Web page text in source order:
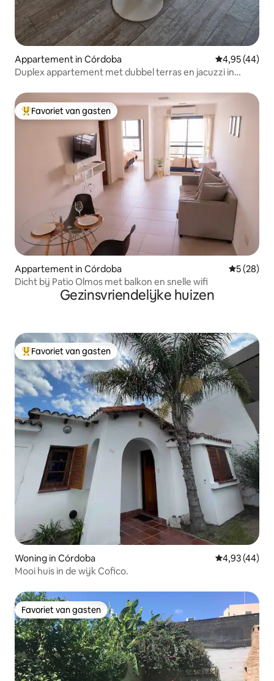
Appartement in Córdoba Gemiddelde
4,95 (44)
Duplex appartement met dubbel terras en jacuzzi in
Topfavoriet van gasten
Favoriet van gasten
Appartement in Córdoba
5 (28)
Dicht bij Patio Olmos met balkon en snelle wifi
Gezinsvriendelijke huizen
Topfavoriet van gasten
Favoriet van gasten
Woning in Córdoba Gemiddelde
4,93 (44)
Mooi huis in de wijk Cofico.
Favoriet van gasten
Favoriet van gasten